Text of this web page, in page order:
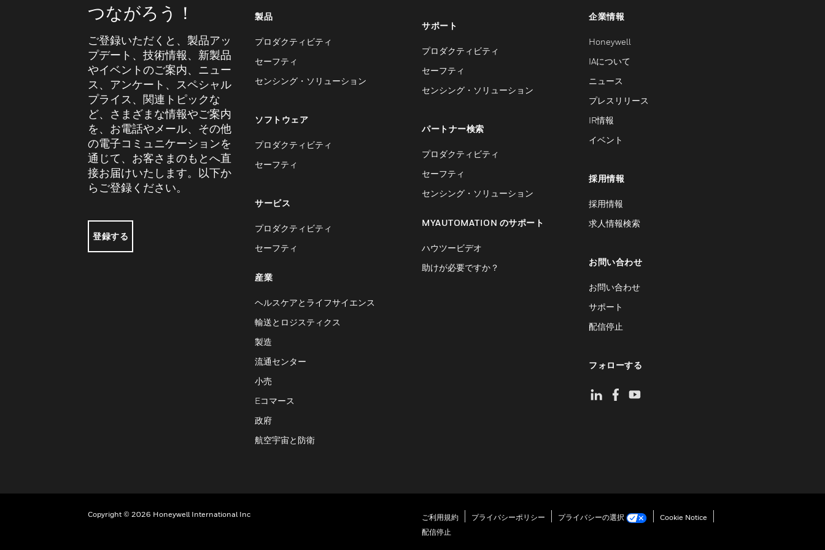
つながろう！
ご登録いただくと、製品アッ
プデート、技術情報、新製品
やイベントのご案内、ニュー
ス、アンケート、スペシャル
プライス、関連トピックな
ど、さまざまな情報やご案内
を、お電話やメール、その他
の電子コミュニケーションを
通じて、お客さまのもとへ直
接お届けいたします。以下か
らご登録ください。
登録する
製品
プロダクティビティ
セーフティ
センシング・ソリューション
ソフトウェア
プロダクティビティ
セーフティ
サービス
プロダクティビティ
セーフティ
産業
ヘルスケアとライフサイエンス
輸送とロジスティクス
製造
流通センター
小売
Eコマース
政府
航空宇宙と防衛
サポート
プロダクティビティ
セーフティ
センシング・ソリューション
パートナー検索
プロダクティビティ
セーフティ
センシング・ソリューション
MYAUTOMATION のサポート
ハウツービデオ
助けが必要ですか？
企業情報
Honeywell
IAについて
ニュース
プレスリリース
IR情報
イベント
採用情報
採用情報
求人情報検索
お問い合わせ
お問い合わせ
サポート
配信停止
フォローする
Copyright © 2026 Honeywell International Inc ご利用規約 プライバシーポリシー プライバシーの選択
Cookie Notice
配信停止